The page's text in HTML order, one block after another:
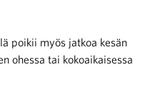
poikii myös jatkoa kesän
ohessa tai kokoaikaisessa